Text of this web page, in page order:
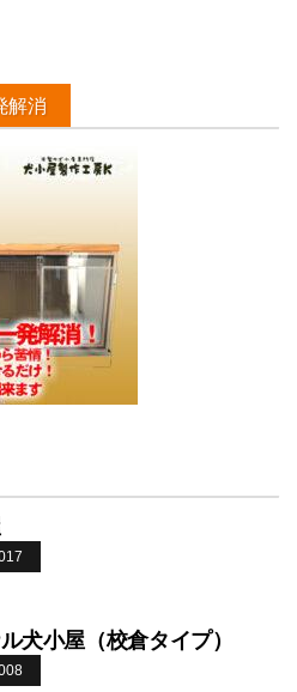
解消
犬小屋（校倉タイプ）